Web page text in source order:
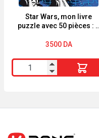
Métal
10
Star Wars, mon livre
puzzle avec 50 pièces : 5
3500 DA
quantité
de
livre